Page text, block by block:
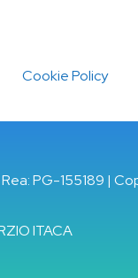
Cookie Policy
PG-155189 |
ITACA